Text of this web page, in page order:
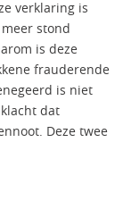
verklaring is
stond
is deze
frauderende
is niet
dat
Deze twee